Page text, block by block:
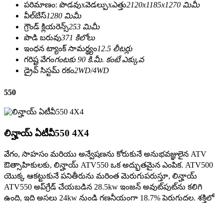
పరిమాణం: పొడవుxవెడల్పుxఎత్తు2120x1185x1270 మిమీ
వీల్‌బేస్1280 మిమీ
గ్రౌండ్ క్లియరెన్స్253 మిమీ
పొడి బరువు371 కిలోలు
ఇంధన ట్యాంక్ సామర్థ్యం12.5 లీటర్లు
గరిష్ట వేగంగంటకు 90 కి.మీ. కంటే ఎక్కువ
డ్రైవ్ సిస్టమ్ రకం2WD/4WD
550
లిన్హాయ్ ఏటీవీ550 4X4
వేగం, సాహసం మరియు అన్వేషణను కోరుకునే అనుభవజ్ఞులైన ATV
ఔత్సాహికులకు, లిన్హాయ్ ATV550 ఒక అద్భుతమైన ఎంపిక. ATV500
యొక్క ఆకట్టుకునే పనితీరును మరింత మెరుగుపరుస్తూ, లిన్హాయ్
ATV550 అప్‌గ్రేడ్ చేయబడిన 28.5kw ఇంజన్ అవుట్‌పుట్‌ను కలిగి
ఉంది, ఇది అసలు 24kw నుండి గణనీయంగా 18.7% పెరుగుదల. శక్తిలో